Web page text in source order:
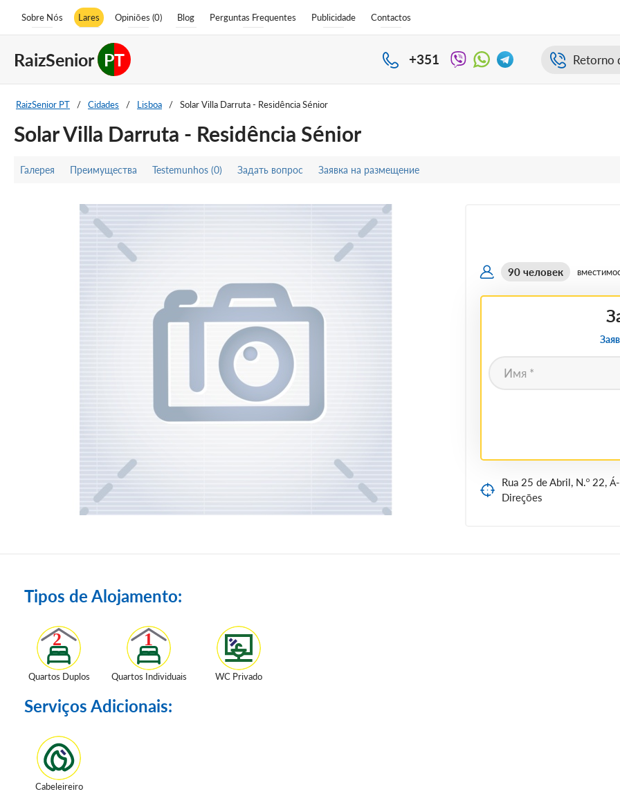
Sobre Nós Lares Opiniões (0) Blog Perguntas Frequentes Publicidade Contactos
RaizSenior PT +351 Retorno
RaizSenior PT / Cidades / Lisboa / Solar Villa Darruta - Residência Sénior
Solar Villa Darruta - Residência Sénior
Галерея Преимущества Testemunhos (0) Задать вопрос Заявка на размещение
90 человек
Rua 25 de Abril, N.º 22,
Direções
Tipos de Alojamento:
Quartos Duplos Quartos Individuais WC Privado
Serviços Adicionais:
Cabeleireiro